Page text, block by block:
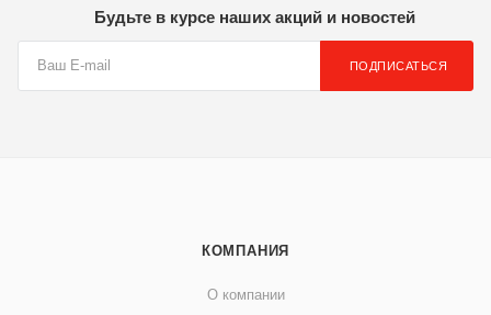
Будьте в курсе наших акций и новостей
ПОДПИСАТЬСЯ
КОМПАНИЯ
О компании